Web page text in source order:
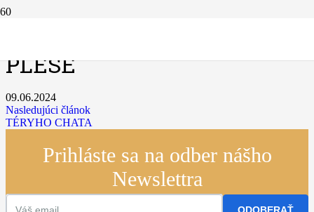
PLESE
09.06.2024
Nasledujúci článok
TÉRYHO CHATA
Prihláste sa na odber nášho
Newslettra
ODOBERAŤ